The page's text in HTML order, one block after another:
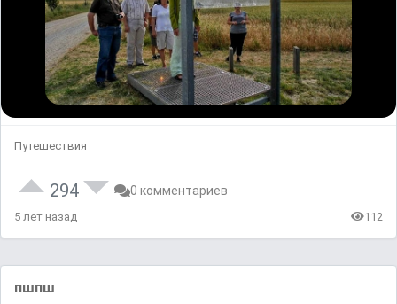
Путешествия
294 0 комментариев
5 лет назад 112
пшпш